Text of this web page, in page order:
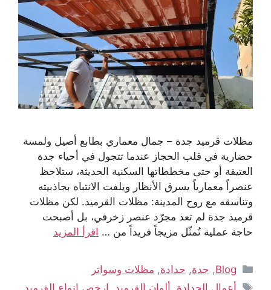
مظلات قرميد جدة – جمال معماري بطابع أصيل ولمسة
حضارية في قلب الحجاز عندما تتجول في أحياء جدة
العتيقة أو حتى مخططاتها السكنية الحديثة، ستلاحظ
عنصراً معمارياً يسرق الأنظار ويلفت الانتباه بجاذبيته
وتناسقه مع روح المدينة: مظلات القرميد. لكن مظلات
قرميد جدة لم تعد مجرّد عنصر زخرفي، بل أصبحت
حاجة عملية تُمثّل مزيجاً فريداً من … اقرأ المزيد
Blog
, جدة, حدادة, مظلات وسواتر
أعمال الحدادة, ألوان القرميد, ارخص انواع القرميد,